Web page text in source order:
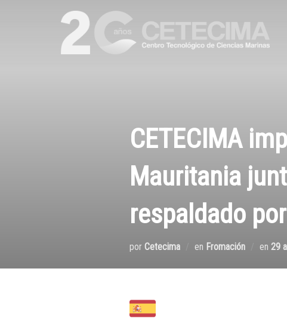
CETECIMA
Mauritania
respaldado
por Cetecima en Fromación en 29